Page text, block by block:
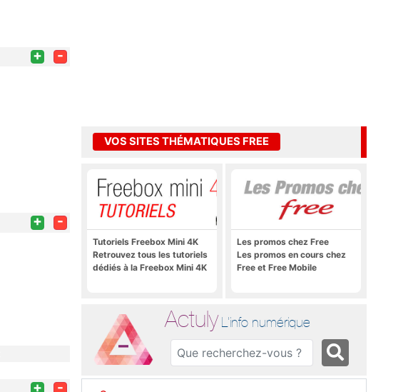
+ -
+ -
+ -
VOS SITES THÉMATIQUES FREE
Tutoriels Freebox Mini 4K
Retrouvez tous les tutoriels
dédiés à la Freebox Mini 4K
Les promos chez Free
Les promos en cours chez
Free et Free Mobile
Actuly L'info numérique